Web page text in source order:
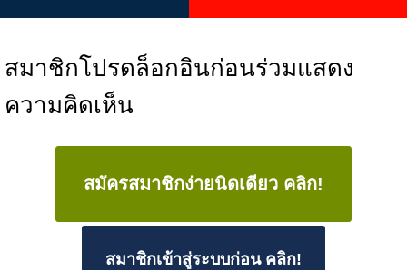
สมาชิกโปรดล็อกอินก่อนร่วมแสดง
ความคิดเห็น
สมัครสมาชิกง่ายนิดเดียว คลิก!
สมาชิกเข้าสู่ระบบก่อน คลิก!